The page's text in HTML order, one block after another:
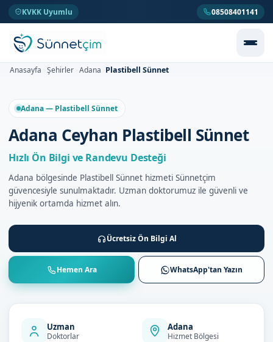
KVKK Uyumlu 08508401141
Anasayfa Şehirler Adana Plastibell Sünnet
Adana — Plastibell Sünnet
Adana Ceyhan Plastibell Sünnet
Hızlı Ön Bilgi ve Randevu Desteği
Adana bölgesinde Plastibell Sünnet hizmeti Sünnetçim
güvencesiyle sunulmaktadır. Uzman doktorumuz ile güvenli ve
hijyenik ortamda hizmet alın.
Ücretsiz Ön Bilgi Al
Hemen Ara WhatsApp'tan Yazın
Uzman
Doktorlar
Adana
Hizmet Bölgesi